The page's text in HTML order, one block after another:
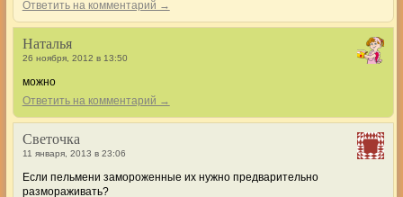
Ответить на комментарий →
Наталья
26 ноября, 2012 в 13:50
можно
Ответить на комментарий →
Светочка
11 января, 2013 в 23:06
Если пельмени замороженные их нужно предварительно
размораживать?